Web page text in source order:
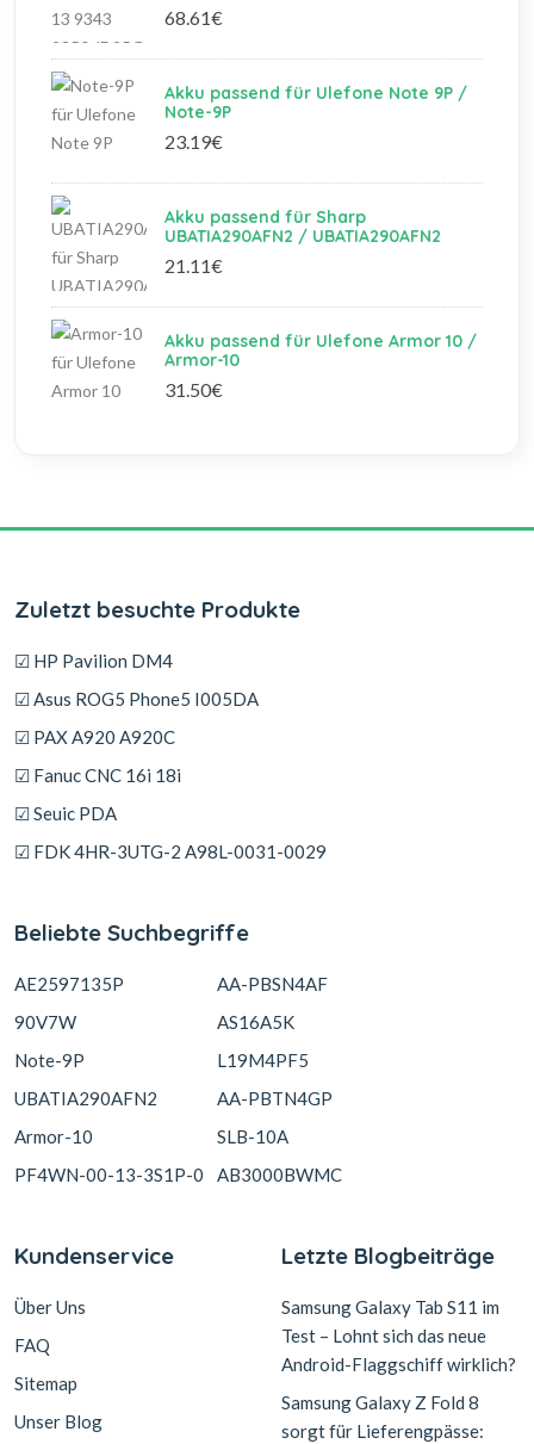
68.61€
Akku passend für Ulefone Note 9P /
Note-9P
23.19€
Akku passend für Sharp
UBATIA290AFN2 / UBATIA290AFN2
21.11€
Akku passend für Ulefone Armor 10 /
Armor-10
31.50€
Zuletzt besuchte Produkte
☑ HP Pavilion DM4
☑ Asus ROG5 Phone5 I005DA
☑ PAX A920 A920C
☑ Fanuc CNC 16i 18i
☑ Seuic PDA
☑ FDK 4HR-3UTG-2 A98L-0031-0029
Beliebte Suchbegriffe
AE2597135P
90V7W
Note-9P
UBATIA290AFN2
Armor-10
PF4WN-00-13-3S1P-0
AA-PBSN4AF
AS16A5K
L19M4PF5
AA-PBTN4GP
SLB-10A
AB3000BWMC
Kundenservice
Über Uns
FAQ
Sitemap
Unser Blog
Letzte Blogbeiträge
Samsung Galaxy Tab S11 im
Test – Lohnt sich das neue
Android-Flaggschiff wirklich?
Samsung Galaxy Z Fold 8
sorgt für Lieferengpässe: